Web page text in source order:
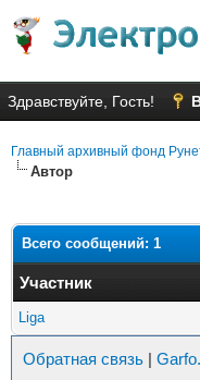
Здравствуйте, Гость!
Главный архивный фонд
Автор
Всего сообщений: 1
Участник
Liga
Обратная связь |